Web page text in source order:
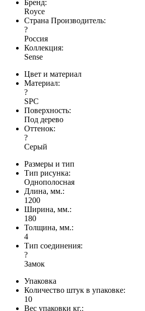
Бренд:
Royce
Страна Производитель:
?
Россия
Коллекция:
Sense
Цвет и материал
Материал:
?
SPC
Поверхность:
Под дерево
Оттенок:
?
Серый
Размеры и тип
Тип рисунка:
Однополосная
Длина, мм.:
1200
Ширина, мм.:
180
Толщина, мм.:
4
Тип соединения:
?
Замок
Упаковка
Количество штук в упаковке:
10
Вес упаковки кг.: